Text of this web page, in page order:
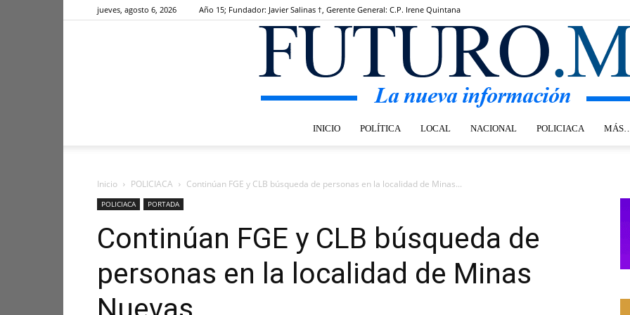
jueves, agosto 6, 2026 Año 15; Fundador: Javier Salinas †, Gerente General: C.P. Irene Quintana
INICIO POLÍTICA LOCAL NACIONAL POLICIACA
Inicio POLICIACA Continúan FGE y CLB búsqueda de personas en la localidad de Minas...
POLICIACA PORTADA
Continúan FGE y CLB búsqueda de
personas en la localidad de Minas